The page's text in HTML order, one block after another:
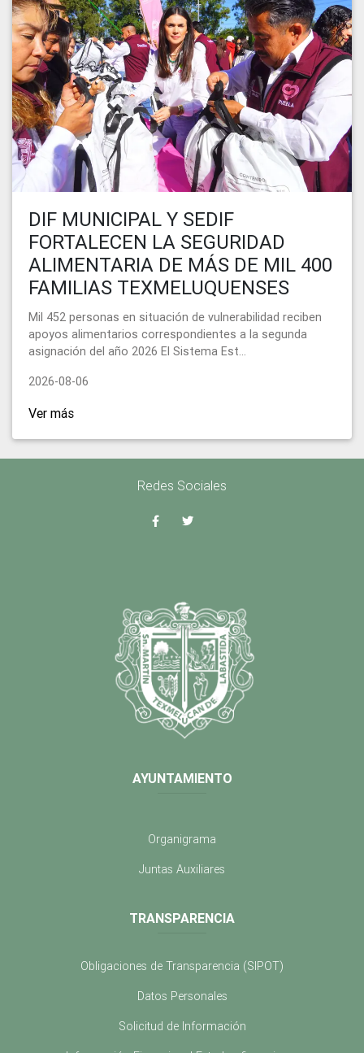
DIF MUNICIPAL Y SEDIF
FORTALECEN LA SEGURIDAD
ALIMENTARIA DE MÁS DE MIL 400
FAMILIAS TEXMELUQUENSES
Mil 452 personas en situación de vulnerabilidad reciben
apoyos alimentarios correspondientes a la segunda
asignación del año 2026 El Sistema Est...
2026-08-06
Ver más
Redes Sociales
AYUNTAMIENTO
Organigrama
Juntas Auxiliares
TRANSPARENCIA
Obligaciones de Transparencia (SIPOT)
Datos Personales
Solicitud de Información